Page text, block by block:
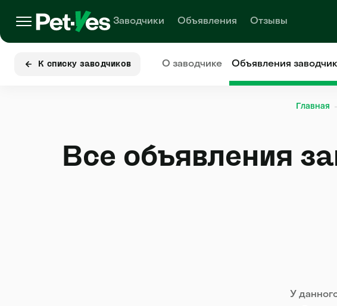
Заводчики Объявления Отзывы
К списку заводчиков О заводчике Объявления
Главная
Все объявления
У